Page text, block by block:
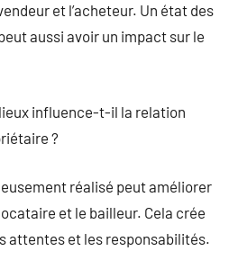
et l’acheteur. Un état des
aussi avoir un impact sur le
influence-t-il la relation
?
réalisé peut améliorer
et le bailleur. Cela crée
attentes et les responsabilités.